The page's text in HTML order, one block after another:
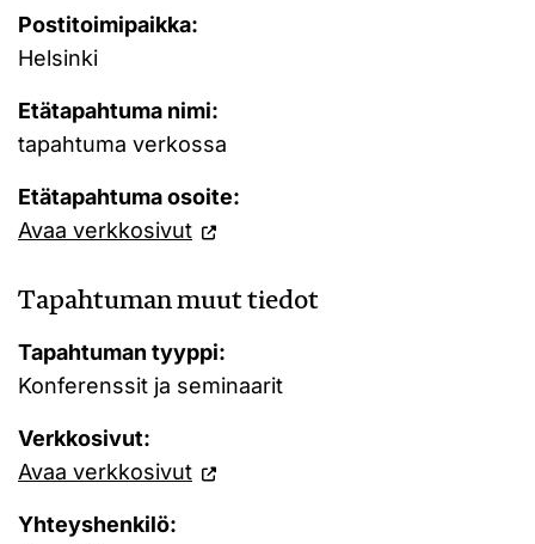
Postitoimipaikka:
Helsinki
Etätapahtuma nimi:
tapahtuma verkossa
Etätapahtuma osoite:
Avaa verkkosivut
Tapahtuman muut tiedot
Tapahtuman tyyppi:
Konferenssit ja seminaarit
Verkkosivut:
Avaa verkkosivut
Yhteyshenkilö: